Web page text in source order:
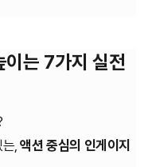
는 7가지 실전
는,액션 중심의 인게이지